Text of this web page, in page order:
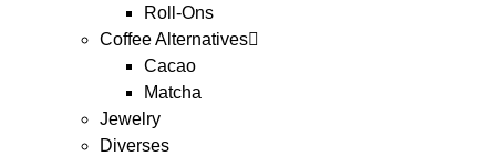
Roll-Ons
Coffee Alternatives
Cacao
Matcha
Jewelry
Diverses